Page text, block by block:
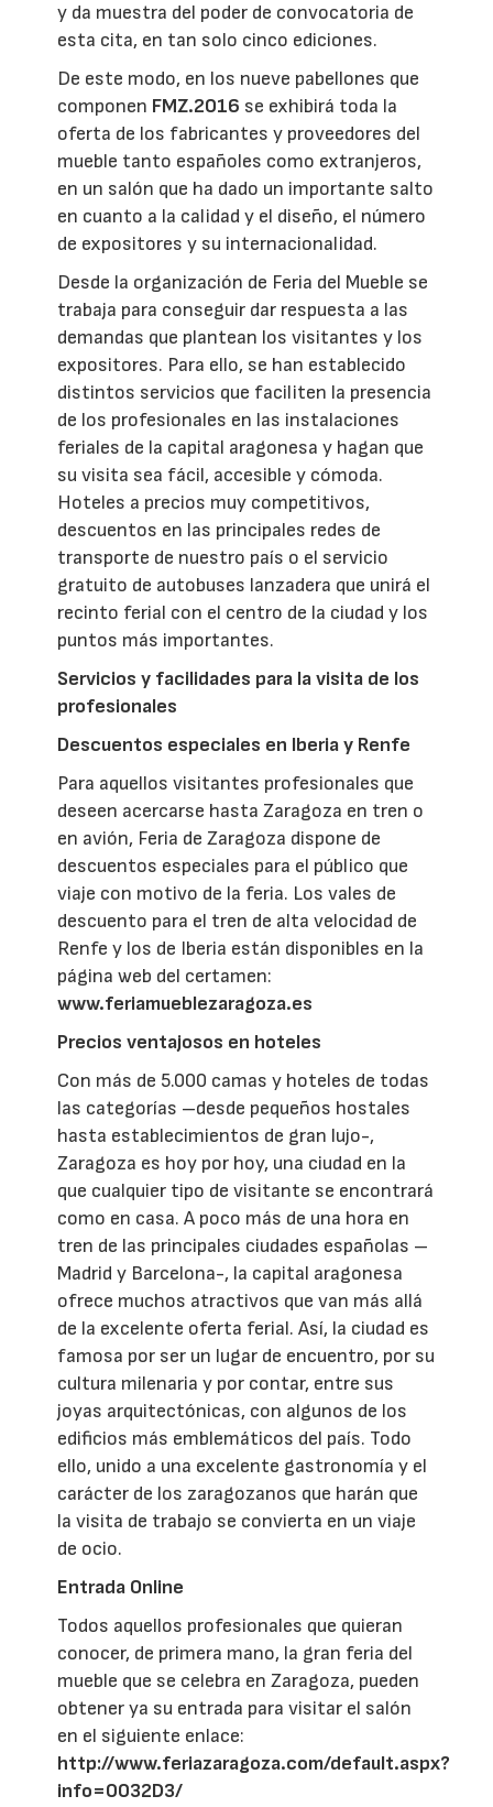
y da muestra del poder de convocatoria de
esta cita, en tan solo cinco ediciones.
De este modo, en los nueve pabellones que
componen FMZ.2016 se exhibirá toda la
oferta de los fabricantes y proveedores del
mueble tanto españoles como extranjeros,
en un salón que ha dado un importante salto
en cuanto a la calidad y el diseño, el número
de expositores y su internacionalidad.
Desde la organización de Feria del Mueble se
trabaja para conseguir dar respuesta a las
demandas que plantean los visitantes y los
expositores. Para ello, se han establecido
distintos servicios que faciliten la presencia
de los profesionales en las instalaciones
feriales de la capital aragonesa y hagan que
su visita sea fácil, accesible y cómoda.
Hoteles a precios muy competitivos,
descuentos en las principales redes de
transporte de nuestro país o el servicio
gratuito de autobuses lanzadera que unirá el
recinto ferial con el centro de la ciudad y los
puntos más importantes.
Servicios y facilidades para la visita de los
profesionales
Descuentos especiales en Iberia y Renfe
Para aquellos visitantes profesionales que
deseen acercarse hasta Zaragoza en tren o
en avión, Feria de Zaragoza dispone de
descuentos especiales para el público que
viaje con motivo de la feria. Los vales de
descuento para el tren de alta velocidad de
Renfe y los de Iberia están disponibles en la
página web del certamen:
www.feriamueblezaragoza.es
Precios ventajosos en hoteles
Con más de 5.000 camas y hoteles de todas
las categorías –desde pequeños hostales
hasta establecimientos de gran lujo-,
Zaragoza es hoy por hoy, una ciudad en la
que cualquier tipo de visitante se encontrará
como en casa. A poco más de una hora en
tren de las principales ciudades españolas –
Madrid y Barcelona-, la capital aragonesa
ofrece muchos atractivos que van más allá
de la excelente oferta ferial. Así, la ciudad es
famosa por ser un lugar de encuentro, por su
cultura milenaria y por contar, entre sus
joyas arquitectónicas, con algunos de los
edificios más emblemáticos del país. Todo
ello, unido a una excelente gastronomía y el
carácter de los zaragozanos que harán que
la visita de trabajo se convierta en un viaje
de ocio.
Entrada Online
Todos aquellos profesionales que quieran
conocer, de primera mano, la gran feria del
mueble que se celebra en Zaragoza, pueden
obtener ya su entrada para visitar el salón
en el siguiente enlace:
http://www.feriazaragoza.com/default.aspx?
info=0032D3/